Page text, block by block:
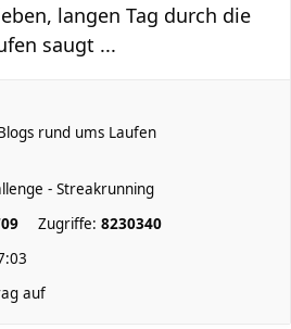
langen Tag durch die
saugt ...
rund ums Laufen
- Streakrunning
Zugriffe: 8230340
auf